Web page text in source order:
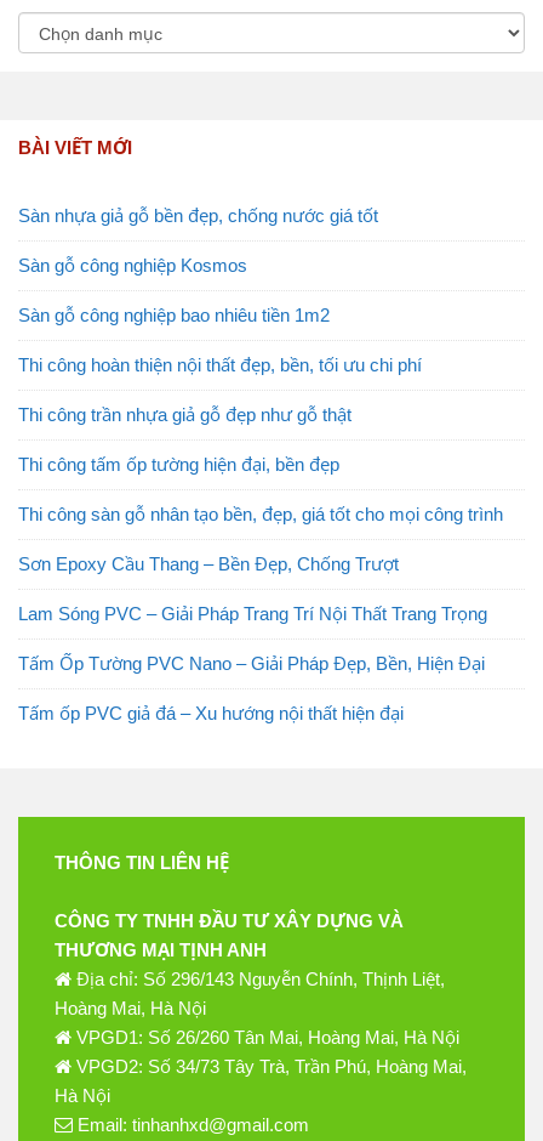
BÀI VIẾT MỚI
Sàn nhựa giả gỗ bền đẹp, chống nước giá tốt
Sàn gỗ công nghiệp Kosmos
Sàn gỗ công nghiệp bao nhiêu tiền 1m2
Thi công hoàn thiện nội thất đẹp, bền, tối ưu chi phí
Thi công trần nhựa giả gỗ đẹp như gỗ thật
Thi công tấm ốp tường hiện đại, bền đẹp
Thi công sàn gỗ nhân tạo bền, đẹp, giá tốt cho mọi công trình
Sơn Epoxy Cầu Thang – Bền Đẹp, Chống Trượt
Lam Sóng PVC – Giải Pháp Trang Trí Nội Thất Trang Trọng
Tấm Ốp Tường PVC Nano – Giải Pháp Đẹp, Bền, Hiện Đại
Tấm ốp PVC giả đá – Xu hướng nội thất hiện đại
THÔNG TIN LIÊN HỆ
CÔNG TY TNHH ĐẦU TƯ XÂY DỰNG VÀ
THƯƠNG MẠI TỊNH ANH
Địa chỉ: Số 296/143 Nguyễn Chính, Thịnh Liệt,
Hoàng Mai, Hà Nội
VPGD1: Số 26/260 Tân Mai, Hoàng Mai, Hà Nội
VPGD2: Số 34/73 Tây Trà, Trần Phú, Hoàng Mai,
Hà Nội
Email: tinhanhxd@gmail.com